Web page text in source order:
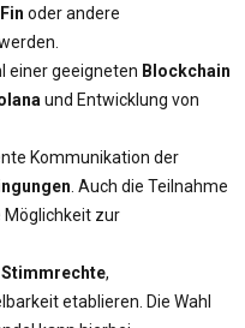
oder andere
einer geeigneten Blockchain
und Entwicklung von
Kommunikation der
. Auch die Teilnahme
zur
Stimmrechte,
etablieren. Die Wahl